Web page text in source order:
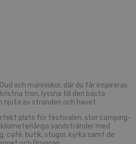
och människor, där du får inspireras
tron, lyssna till den bästa
njuta av stranden och havet.
plats för festivalen, stor camping-
sandstränder med
café, butik, stugor, kyrka samt de